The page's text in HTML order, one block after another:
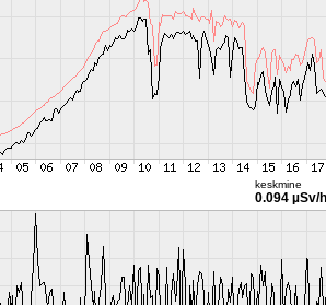
keskmine
0.094 µSv/h